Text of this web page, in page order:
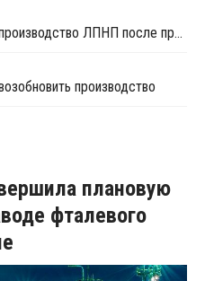
Wanhua Chemical возобновила производство ЛПНП после профилактики
производство
плановую
фталевого